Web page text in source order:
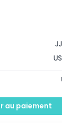
au paiement